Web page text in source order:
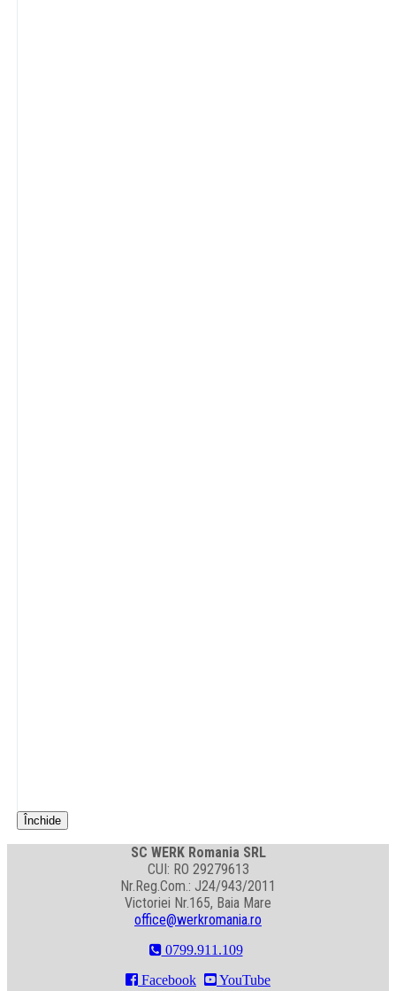
Închide
SC WERK Romania SRL
CUI: RO 29279613
Nr.Reg.Com.: J24/943/2011
Victoriei Nr.165, Baia Mare
office@werkromania.ro
0799.911.109
 Facebook  YouTube